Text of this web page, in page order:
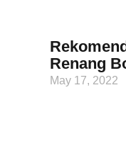
Renang
May 17, 2022